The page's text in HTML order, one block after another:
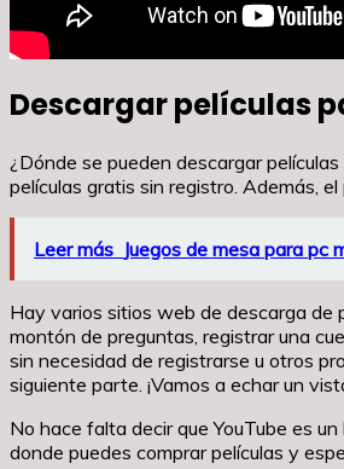
Descargar películas
¿Dónde se pueden descargar
películas gratis sin registro. Además,
Leer más Juegos de mesa para pc
Hay varios sitios web de descarga de
montón de preguntas, registrar una
sin necesidad de registrarse u otros
siguiente parte. ¡Vamos a echar un
No hace falta decir que YouTube es
donde puedes comprar películas y